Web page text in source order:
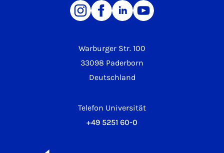
Warburger Str. 100
33098 Paderborn
Deutschland
Telefon Universität
+49 5251 60-0